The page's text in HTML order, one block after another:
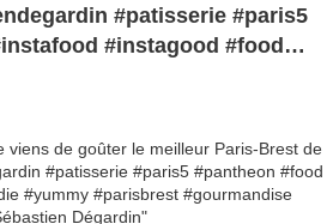
#patisserie #paris5
#gourmandise
Sébastien Dégardin